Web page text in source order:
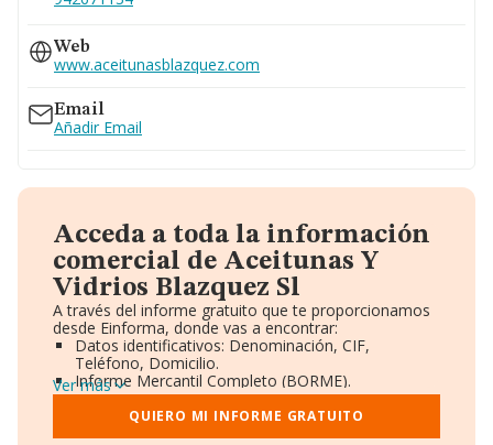
Web
www.aceitunasblazquez.com
Email
Añadir Email
Acceda a toda la información
comercial de Aceitunas Y
Vidrios Blazquez Sl
A través del informe gratuito que te proporcionamos
desde Einforma, donde vas a encontrar:
Datos identificativos: Denominación, CIF,
Teléfono, Domicilio.
Informe Mercantil Completo (BORME).
Gráficos de Evolución Ventas y Empleados.
Consejo de Administración y Administradores.
Directivos y Ejecutivos.
Ver más
QUIERO MI INFORME GRATUITO